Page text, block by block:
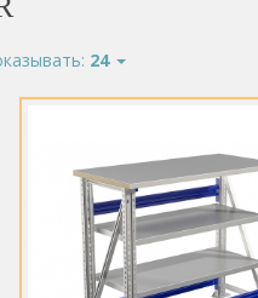
24